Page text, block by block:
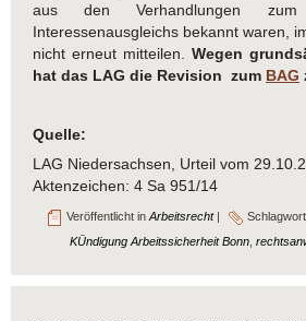
aus den Verhandlungen zum
Interessenausgleichs bekannt waren,
nicht erneut mitteilen. Wegen
hat das LAG die Revision zum BAG
Quelle:
LAG Niedersachsen, Urteil vom
Aktenzeichen: 4 Sa 951/14
Veröffentlicht inArbeitsrecht|
KÜndigung Arbeitssicherheit Bonn,